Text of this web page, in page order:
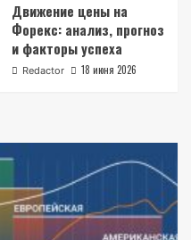
Движение цены на
Форекс: анализ, прогноз
и факторы успеха
Redactor 18 июня 2026